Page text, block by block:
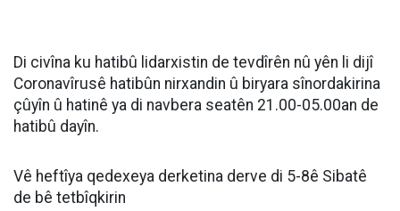
Di civîna ku hatibû lidarxistin de tevdîrên nû yên li dijî
Coronavîrusê hatibûn nirxandin û biryara sînordakirina
çûyîn û hatinê ya di navbera seatên 21.00-05.00an de
hatibû dayîn.
Vê heftîya qedexeya derketina derve di 5-8ê Sibatê
de bê tetbîqkirin